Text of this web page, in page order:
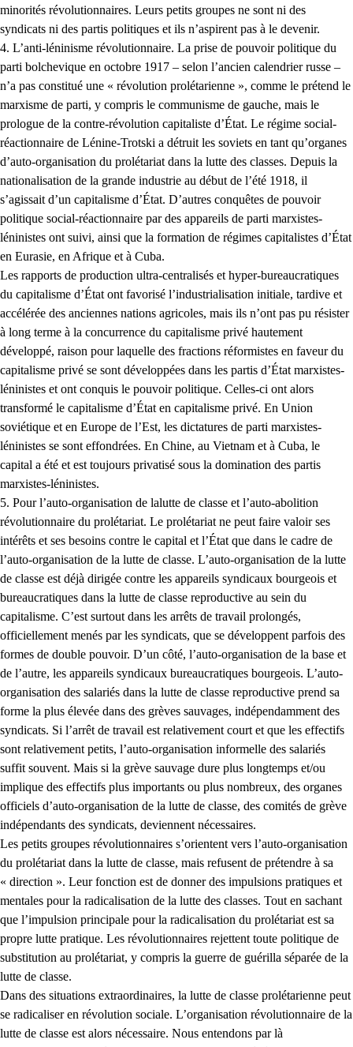
minorités révolutionnaires. Leurs petits groupes ne sont ni des
syndicats ni des partis politiques et ils n’aspirent pas à le devenir.
4. L’anti-léninisme révolutionnaire. La prise de pouvoir politique du
parti bolchevique en octobre 1917 – selon l’ancien calendrier russe –
n’a pas constitué une « révolution prolétarienne », comme le prétend le
marxisme de parti, y compris le communisme de gauche, mais le
prologue de la contre-révolution capitaliste d’État. Le régime social-
réactionnaire de Lénine-Trotski a détruit les soviets en tant qu’organes
d’auto-organisation du prolétariat dans la lutte des classes. Depuis la
nationalisation de la grande industrie au début de l’été 1918, il
s’agissait d’un capitalisme d’État. D’autres conquêtes de pouvoir
politique social-réactionnaire par des appareils de parti marxistes-
léninistes ont suivi, ainsi que la formation de régimes capitalistes d’État
en Eurasie, en Afrique et à Cuba.
Les rapports de production ultra-centralisés et hyper-bureaucratiques
du capitalisme d’État ont favorisé l’industrialisation initiale, tardive et
accélérée des anciennes nations agricoles, mais ils n’ont pas pu résister
à long terme à la concurrence du capitalisme privé hautement
développé, raison pour laquelle des fractions réformistes en faveur du
capitalisme privé se sont développées dans les partis d’État marxistes-
léninistes et ont conquis le pouvoir politique. Celles-ci ont alors
transformé le capitalisme d’État en capitalisme privé. En Union
soviétique et en Europe de l’Est, les dictatures de parti marxistes-
léninistes se sont effondrées. En Chine, au Vietnam et à Cuba, le
capital a été et est toujours privatisé sous la domination des partis
marxistes-léninistes.
5. Pour l’auto-organisation de lalutte de classe et l’auto-abolition
révolutionnaire du prolétariat. Le prolétariat ne peut faire valoir ses
intérêts et ses besoins contre le capital et l’État que dans le cadre de
l’auto-organisation de la lutte de classe. L’auto-organisation de la lutte
de classe est déjà dirigée contre les appareils syndicaux bourgeois et
bureaucratiques dans la lutte de classe reproductive au sein du
capitalisme. C’est surtout dans les arrêts de travail prolongés,
officiellement menés par les syndicats, que se développent parfois des
formes de double pouvoir. D’un côté, l’auto-organisation de la base et
de l’autre, les appareils syndicaux bureaucratiques bourgeois. L’auto-
organisation des salariés dans la lutte de classe reproductive prend sa
forme la plus élevée dans des grèves sauvages, indépendamment des
syndicats. Si l’arrêt de travail est relativement court et que les effectifs
sont relativement petits, l’auto-organisation informelle des salariés
suffit souvent. Mais si la grève sauvage dure plus longtemps et/ou
implique des effectifs plus importants ou plus nombreux, des organes
officiels d’auto-organisation de la lutte de classe, des comités de grève
indépendants des syndicats, deviennent nécessaires.
Les petits groupes révolutionnaires s’orientent vers l’auto-organisation
du prolétariat dans la lutte de classe, mais refusent de prétendre à sa
« direction ». Leur fonction est de donner des impulsions pratiques et
mentales pour la radicalisation de la lutte des classes. Tout en sachant
que l’impulsion principale pour la radicalisation du prolétariat est sa
propre lutte pratique. Les révolutionnaires rejettent toute politique de
substitution au prolétariat, y compris la guerre de guérilla séparée de la
lutte de classe.
Dans des situations extraordinaires, la lutte de classe prolétarienne peut
se radicaliser en révolution sociale. L’organisation révolutionnaire de la
lutte de classe est alors nécessaire. Nous entendons par là